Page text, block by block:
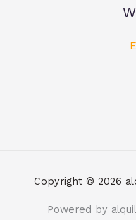
Copyright © 2026
Powered by